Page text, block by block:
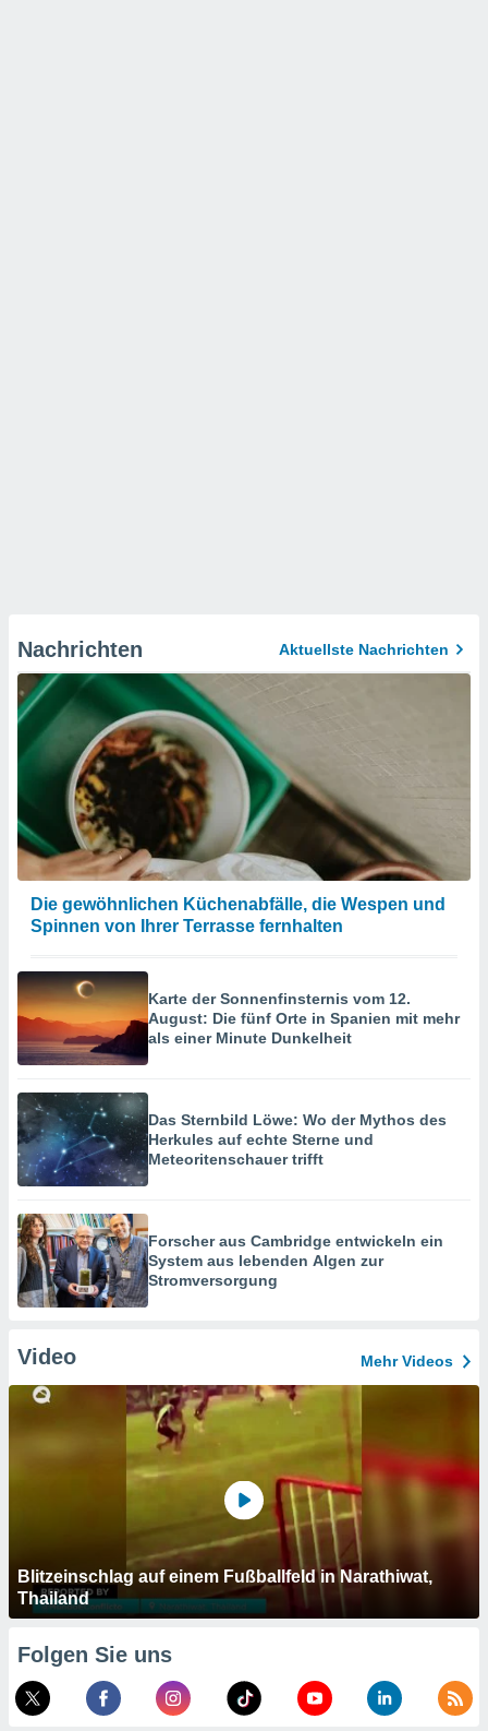
Nachrichten Aktuellste Nachrichten
Die gewöhnlichen Küchenabfälle, die Wespen und
Spinnen von Ihrer Terrasse fernhalten
Karte der Sonnenfinsternis vom 12.
August: Die fünf Orte in Spanien mit mehr
als einer Minute Dunkelheit
Das Sternbild Löwe: Wo der Mythos des
Herkules auf echte Sterne und
Meteoritenschauer trifft
Forscher aus Cambridge entwickeln ein
System aus lebenden Algen zur
Stromversorgung
Video Mehr Videos
Blitzeinschlag auf einem Fußballfeld in Narathiwat,
Thailand
Folgen Sie uns